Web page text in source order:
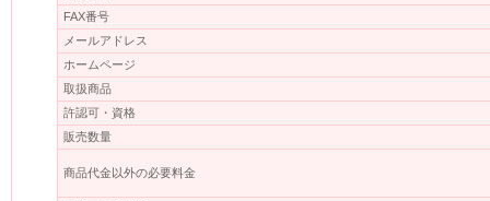
FAX番号
メールアドレス
ホームページ
取扱商品
許認可・資格
販売数量
商品代金以外の必要料金